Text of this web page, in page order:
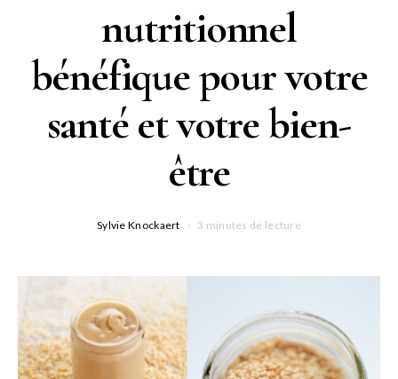
nutritionnel
bénéfique pour votre
santé et votre bien-
être
Sylvie Knockaert 3 minutes de lecture